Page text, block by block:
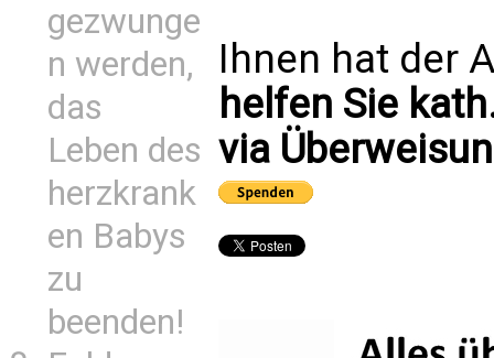
gezwunge
n werden,
das
Leben des
herzkrank
en Babys
zu
beenden!
Ihnen hat der
helfen Sie
via